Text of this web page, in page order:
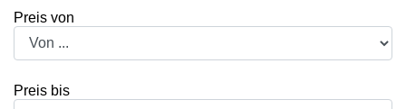
Preis von
Preis bis